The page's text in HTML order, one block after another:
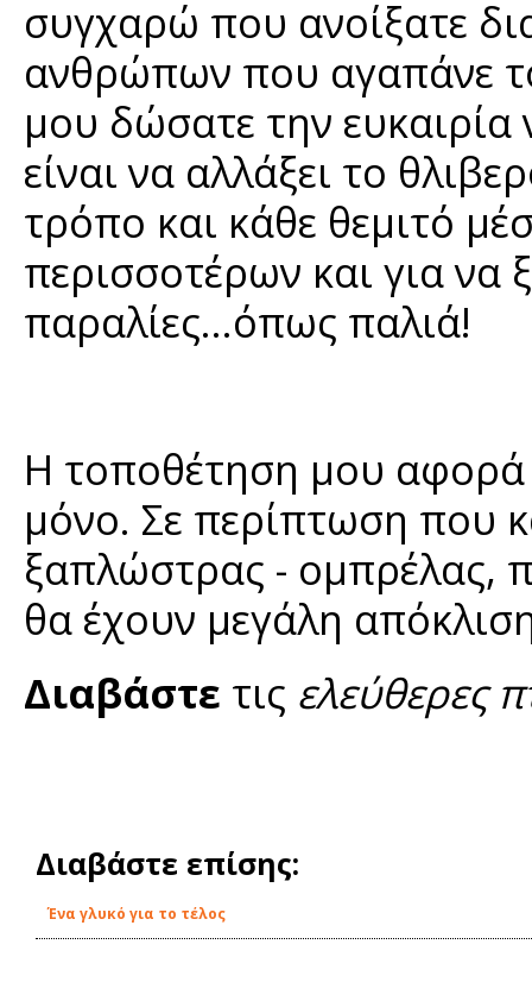
συγχαρώ που ανοίξατε
ανθρώπων που αγαπάνε
μου δώσατε την
είναι να αλλάξει το
τρόπο και κάθε θεμιτό
περισσοτέρων και για να
παραλίες...όπως παλιά!
Η τοποθέτηση μου
μόνο. Σε περίπτωση που
ξαπλώστρας - ομπρέλας,
θα έχουν μεγάλη
Διαβάστε τις ελεύθερες
Διαβάστε επίσης:
Ένα γλυκό για το τέλος